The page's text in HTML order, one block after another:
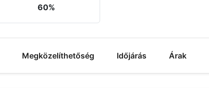
60%
Megközelíthetőség Időjárás Árak